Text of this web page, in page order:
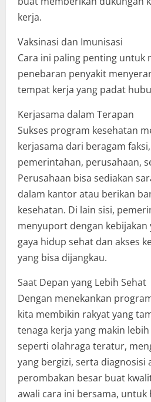
kerja.
Vaksinasi dan Imunisasi
Cara ini paling penting untuk
penebaran penyakit
tempat kerja yang padat
Kerjasama dalam Terapan
Sukses program kesehatan
kerjasama dari beragam
pemerintahan, perusahaan,
Perusahaan bisa sediakan
dalam kantor atau berikan
kesehatan. Di lain sisi,
menyuport dengan
gaya hidup sehat dan akses
yang bisa dijangkau.
Saat Depan yang Lebih Sehat
Dengan menekankan
kita membikin rakyat yang
tenaga kerja yang makin
seperti olahraga teratur,
yang bergizi, serta diagnosisi
perombakan besar buat
awali cara ini bersama,